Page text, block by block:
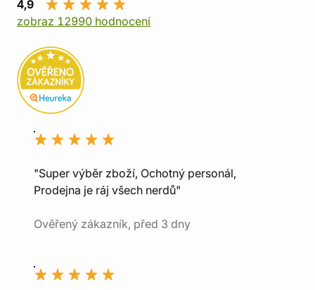
4,9
zobraz 12990 hodnocení
"Super výběr zboží, Ochotný personál,
Prodejna je ráj všech nerdů"
Ověřený zákazník, před 3 dny